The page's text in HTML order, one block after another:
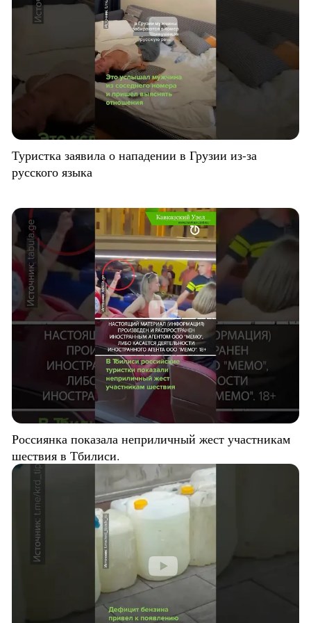
Туристка заявила о нападении в Грузии из-за
русского языка
Россиянка показала неприличный жест участникам
шествия в Тбилиси.